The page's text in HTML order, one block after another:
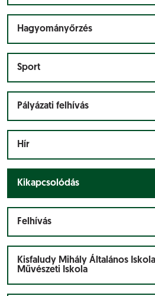
Hagyományőrzés
Sport
Pályázati felhívás
Hír
Kikapcsolódás
Felhívás
Kisfaludy Mihály Általános
Művészeti Iskola